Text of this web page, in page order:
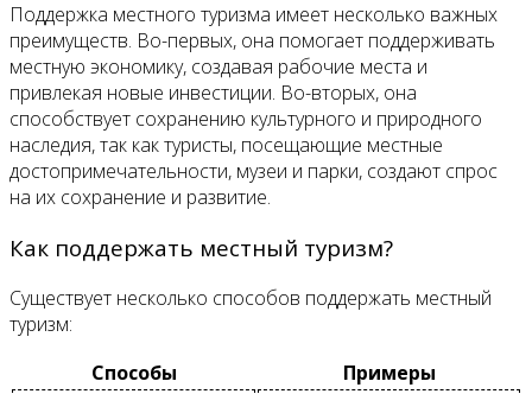
Поддержка местного туризма имеет несколько важных
преимуществ. Во-первых, она помогает поддерживать
местную экономику, создавая рабочие места и
привлекая новые инвестиции. Во-вторых, она
способствует сохранению культурного и природного
наследия, так как туристы, посещающие местные
достопримечательности, музеи и парки, создают спрос
на их сохранение и развитие.
Как поддержать местный туризм?
Существует несколько способов поддержать местный
туризм:
Способы
Примеры